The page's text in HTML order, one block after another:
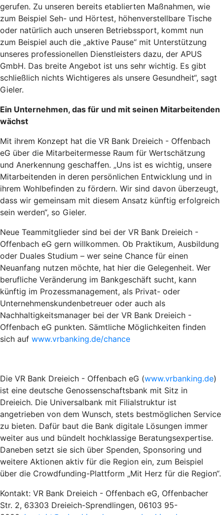
gerufen. Zu unseren bereits etablierten Maßnahmen, wie
zum Beispiel Seh- und Hörtest, höhenverstellbare Tische
oder natürlich auch unseren Betriebssport, kommt nun
zum Beispiel auch die „aktive Pause“ mit Unterstützung
unseres professionellen Dienstleisters dazu, der APUS
GmbH. Das breite Angebot ist uns sehr wichtig. Es gibt
schließlich nichts Wichtigeres als unsere Gesundheit“, sagt
Gieler.
Ein Unternehmen, das für und mit seinen Mitarbeitenden
wächst
Mit ihrem Konzept hat die VR Bank Dreieich - Offenbach
eG über die Mitarbeitermesse Raum für Wertschätzung
und Anerkennung geschaffen. „Uns ist es wichtig, unsere
Mitarbeitenden in deren persönlichen Entwicklung und in
ihrem Wohlbefinden zu fördern. Wir sind davon überzeugt,
dass wir gemeinsam mit diesem Ansatz künftig erfolgreich
sein werden“, so Gieler.
Neue Teammitglieder sind bei der VR Bank Dreieich -
Offenbach eG gern willkommen. Ob Praktikum, Ausbildung
oder Duales Studium – wer seine Chance für einen
Neuanfang nutzen möchte, hat hier die Gelegenheit. Wer
berufliche Veränderung im Bankgeschäft sucht, kann
künftig im Prozessmanagement, als Privat- oder
Unternehmenskundenbetreuer oder auch als
Nachhaltigkeitsmanager bei der VR Bank Dreieich -
Offenbach eG punkten. Sämtliche Möglichkeiten finden
sich auf www.vrbanking.de/chance
Die VR Bank Dreieich - Offenbach eG (www.vrbanking.de)
ist eine deutsche Genossenschaftsbank mit Sitz in
Dreieich. Die Universalbank mit Filialstruktur ist
angetrieben von dem Wunsch, stets bestmöglichen Service
zu bieten. Dafür baut die Bank digitale Lösungen immer
weiter aus und bündelt hochklassige Beratungsexpertise.
Daneben setzt sie sich über Spenden, Sponsoring und
weitere Aktionen aktiv für die Region ein, zum Beispiel
über die Crowdfunding-Plattform „Mit Herz für die Region“.
Kontakt: VR Bank Dreieich - Offenbach eG, Offenbacher
Str. 2, 63303 Dreieich-Sprendlingen, 06103 95-